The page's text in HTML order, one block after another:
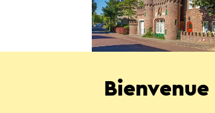
B&B Casa Mia Sittard
Bienvenue